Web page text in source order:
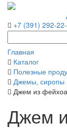
+7 (391) 292-
Главная
Каталог
Полезные
Джемы, сиропы
Джем из фейхоа
Джем